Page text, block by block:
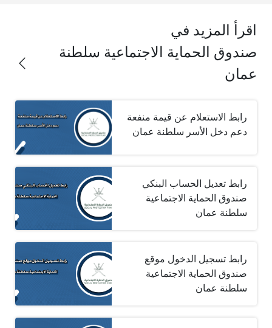
اقرأ المزيد في
صندوق الحماية الاجتماعية سلطنة
عمان
رابط الاستعلام عن قيمة منفعة
دعم دخل الأسر سلطنة عمان
رابط تعديل الحساب البنكي
صندوق الحماية الاجتماعية
سلطنة عمان
رابط تسجيل الدخول موقع
صندوق الحماية الاجتماعية
سلطنة عمان